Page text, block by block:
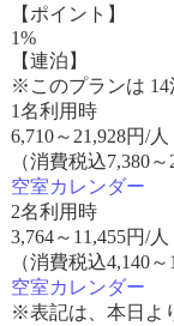
【ポイント】
1%
【連泊】
※このプランは 14
1名利用時
6,710～ 21,928円/人
（消費税込7,380～
空室カレンダー
2名利用時
3,764～ 11,455円/人
（消費税込4,140～
空室カレンダー
※表記は、本日よ